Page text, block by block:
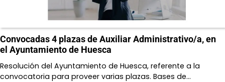
Convocadas 4 plazas de Auxiliar Administrativo/a, en
el Ayuntamiento de Huesca
Resolución del Ayuntamiento de Huesca, referente a la
convocatoria para proveer varias plazas. Bases de…